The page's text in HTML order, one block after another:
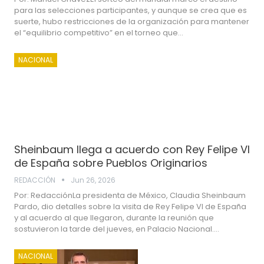
para las selecciones participantes, y aunque se crea que es
suerte, hubo restricciones de la organización para mantener
el “equilibrio competitivo” en el torneo que…
NACIONAL
Sheinbaum llega a acuerdo con Rey Felipe VI
de España sobre Pueblos Originarios
REDACCIÓN Jun 26, 2026
Por: RedacciónLa presidenta de México, Claudia Sheinbaum
Pardo, dio detalles sobre la visita de Rey Felipe VI de España
y al acuerdo al que llegaron, durante la reunión que
sostuvieron la tarde del jueves, en Palacio Nacional.…
NACIONAL